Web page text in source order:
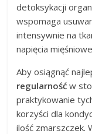
detoksykacji
wspomaga
intensywnie na
napięcia
Aby osiągnąć
regularność w
praktykowanie
korzyści dla
ilość zmarszczek.